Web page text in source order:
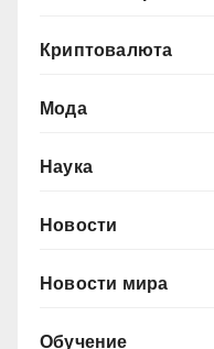
Криптовалюта
Мода
Наука
Новости
Новости мира
Обучение